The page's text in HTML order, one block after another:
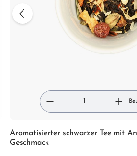
Aromatisierter schwarzer Tee mit
Geschmack